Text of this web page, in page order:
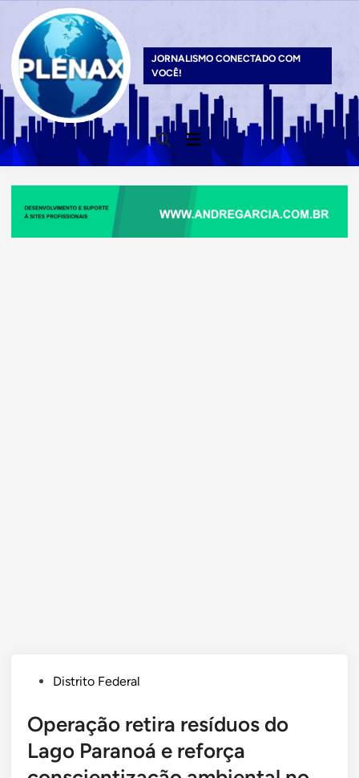
content
JORNALISMO CONECTADO COM
VOCÊ!
Open
Search
Main
Menu
PostedDistrito Federal
Operação retira resíduos do
Lago Paranoá e reforça